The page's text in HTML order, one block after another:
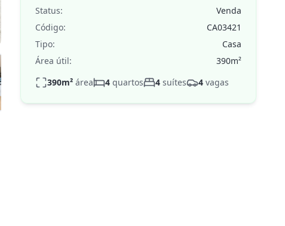
Status:
Venda
Código:
CA03421
Tipo:
Casa
Área útil:
390m²
390m² área 4 quartos 4 suítes 4 vagas